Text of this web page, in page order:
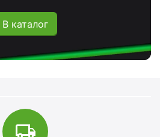
В каталог